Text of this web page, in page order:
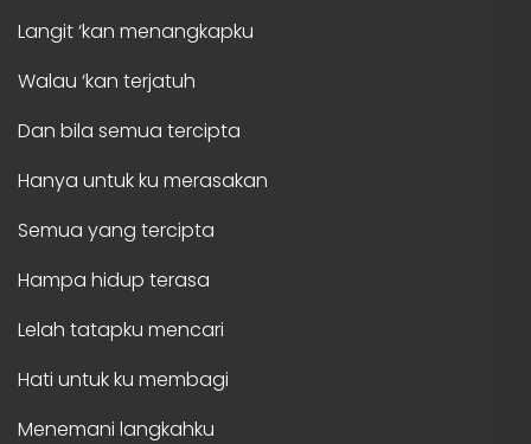
Langit ‘kan menangkapku
Walau ‘kan terjatuh
Dan bila semua tercipta
Hanya untuk ku merasakan
Semua yang tercipta
Hampa hidup terasa
Lelah tatapku mencari
Hati untuk ku membagi
Menemani langkahku